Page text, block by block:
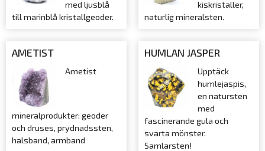
med ljusblå
till marinblå kristallgeoder.
kiskristaller,
naturlig mineralsten.
AMETIST
Ametist
mineralprodukter: geoder
och druses, prydnadssten,
halsband, armband
HUMLAN JASPER
Upptäck
humlejaspis,
en natursten
med
fascinerande gula och
svarta mönster.
Samlarsten!